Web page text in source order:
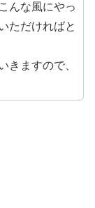
んな風にやっ
ただければと
きますので、